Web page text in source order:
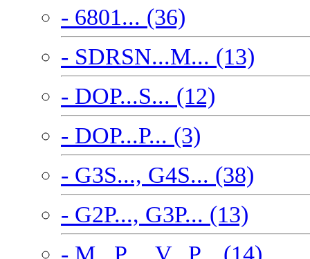
- 6801... (36)
- SDRSN...M... (13)
- DOP...S... (12)
- DOP...P... (3)
- G3S..., G4S... (38)
- G2P..., G3P... (13)
- M...P..., V...P... (14)